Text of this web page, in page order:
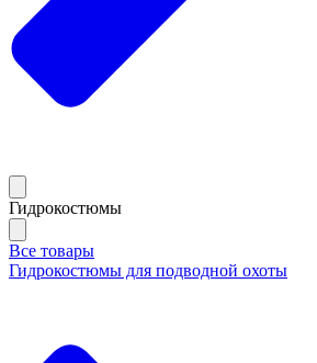
Гидрокостюмы
Все товары
Гидрокостюмы для подводной охоты